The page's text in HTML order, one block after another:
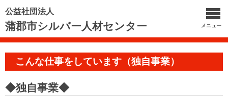
公益社団法人
蒲郡市シルバー人材センター メニュー
こんな仕事をしています（独自事業）
◆独自事業◆